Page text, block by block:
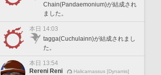
Chain(Pandaemonium)が結成され
ました。
本日 14:03
tagga(Cuchulainn)が結成されまし
た。
本日 13:54
Rereni Reni
Halicarnassus [Dynamis]